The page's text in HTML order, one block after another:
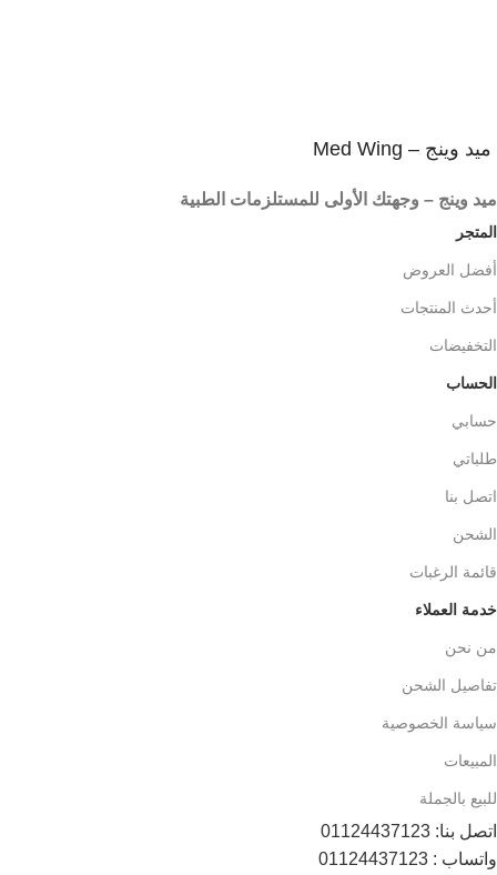
ميد وينج – Med Wing
ميد وينج – وجهتك الأولى للمستلزمات الطبية
المتجر
أفضل العروض
أحدث المنتجات
التخفيضات
الحساب
حسابي
طلباتي
اتصل بنا
الشحن
قائمة الرغبات
خدمة العملاء
من نحن
تفاصيل الشحن
سياسة الخصوصية
المبيعات
للبيع بالجملة
اتصل بنا: 01124437123
واتساب : 01124437123